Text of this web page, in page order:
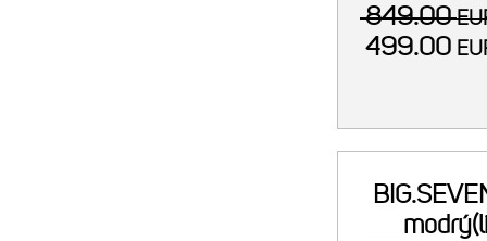
849.00
499.00